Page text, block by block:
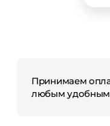
Принимаем
любым